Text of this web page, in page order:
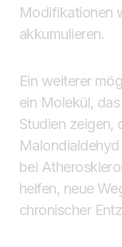
Modifikationen
akkumulieren.
Ein weiterer
ein Molekül,
Studien zeigen,
bei
helfen, neue
chronischer